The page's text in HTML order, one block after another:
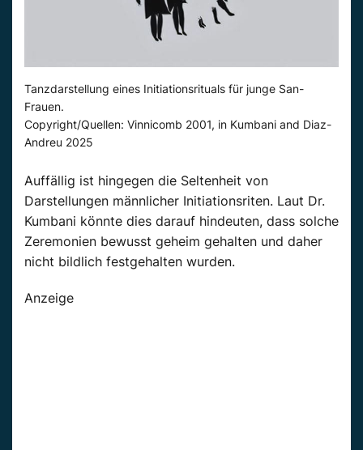
Tanzdarstellung eines Initiationsrituals für junge San-
Frauen.
Copyright/Quellen: Vinnicomb 2001, in Kumbani and Diaz-
Andreu 2025
Auffällig ist hingegen die Seltenheit von
Darstellungen männlicher Initiationsriten. Laut Dr.
Kumbani könnte dies darauf hindeuten, dass solche
Zeremonien bewusst geheim gehalten und daher
nicht bildlich festgehalten wurden.
Anzeige